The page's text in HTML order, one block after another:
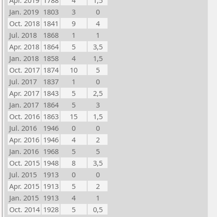
Jan. 2019 1803 3
0
Oct. 2018 1841 9
4
Jul. 2018
1868 1
1
Apr. 2018 1864 5
3,5
Jan. 2018 1858 4
1,5
Oct. 2017 1874 10
5
Jul. 2017
1837 1
0
Apr. 2017 1843 5
2,5
Jan. 2017 1864 5
3
Oct. 2016 1863 15
1,5
Jul. 2016
1946 0
0
Apr. 2016 1946 4
2
Jan. 2016 1968 5
5
Oct. 2015 1948 8
3,5
Jul. 2015
1913 0
0
Apr. 2015 1913 5
2
Jan. 2015 1913 4
1
Oct. 2014 1928 5
0,5